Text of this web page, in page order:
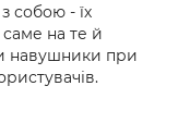
з собою - їх
саме на те й
навушники при